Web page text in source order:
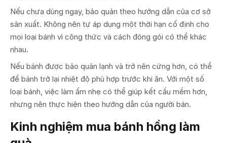
Nếu chưa dùng ngay, bảo quản theo hướng dẫn của cơ sở
sản xuất. Không nên tự áp dụng một thời hạn cố định cho
mọi loại bánh vì công thức và cách đóng gói có thể khác
nhau.
Nếu bánh được bảo quản lạnh và trở nên cứng hơn, có thể
để bánh trở lại nhiệt độ phù hợp trước khi ăn. Với một số
loại bánh, việc làm ấm nhẹ có thể giúp kết cấu mềm hơn,
nhưng nên thực hiện theo hướng dẫn của người bán.
Kinh nghiệm mua bánh hồng làm